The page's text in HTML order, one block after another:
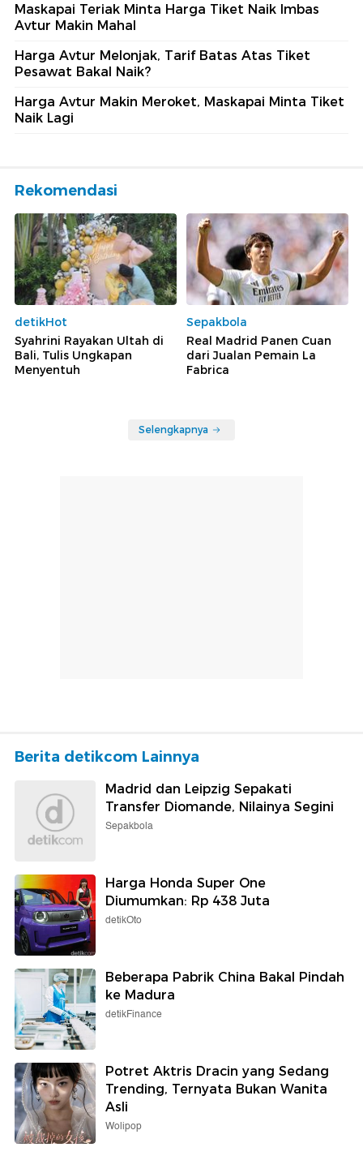
Maskapai Teriak Minta Harga Tiket Naik Imbas
Avtur Makin Mahal
Harga Avtur Melonjak, Tarif Batas Atas Tiket
Pesawat Bakal Naik?
Harga Avtur Makin Meroket, Maskapai Minta Tiket
Naik Lagi
Rekomendasi
detikHot
Syahrini Rayakan Ultah di
Bali, Tulis Ungkapan
Menyentuh
Sepakbola
Real Madrid Panen Cuan
dari Jualan Pemain La
Fabrica
Selengkapnya
Berita detikcom Lainnya
Madrid dan Leipzig Sepakati
Transfer Diomande, Nilainya Segini
Sepakbola
Harga Honda Super One
Diumumkan: Rp 438 Juta
detikOto
Beberapa Pabrik China Bakal Pindah
ke Madura
detikFinance
Potret Aktris Dracin yang Sedang
Trending, Ternyata Bukan Wanita
Asli
Wolipop